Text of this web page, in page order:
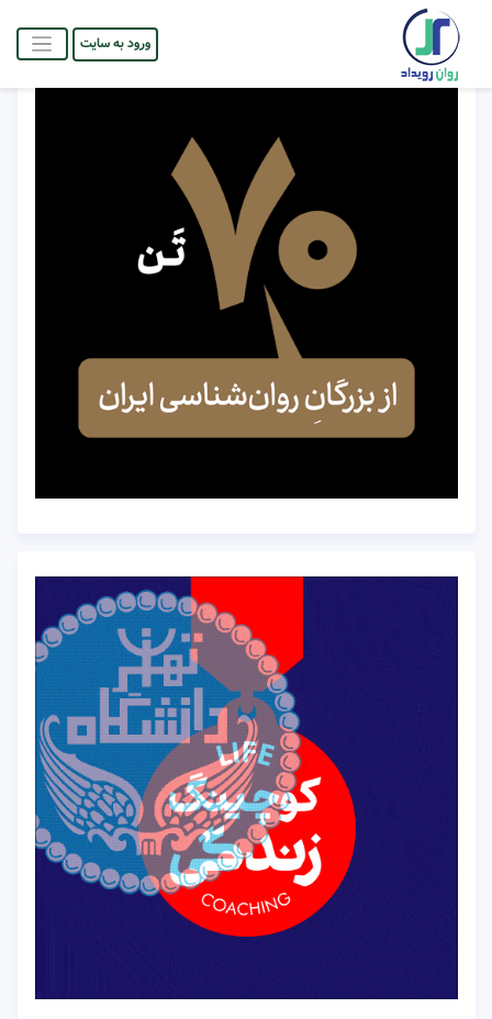
ورود به سایت